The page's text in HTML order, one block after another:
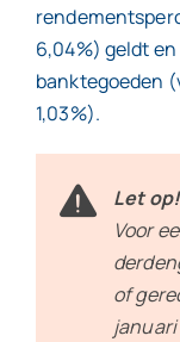
6,04%) geldt
banktegoeden
1,03%).
Let op!
Voor
of
januari